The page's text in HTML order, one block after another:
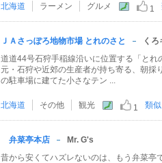
北海道 ラーメン グルメ 1
ＪＡさっぽろ地物市場 とれのさと く
道道44号石狩手稲線沿いに位置する「と
元・石狩や近郊の生産者が持ち寄る、朝採
の駐車場に建てた小さなテン ...
北海道 その他 観光 1 類
弁菜亭本店 Mr. G's
昔から安くてハズレないのは、もう弁菜亭